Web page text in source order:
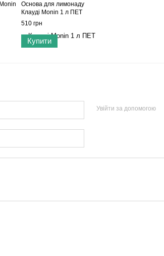
Основа для лимонаду
Клауді Monin 1 л ПЕТ
510 грн
Купити
Увійти за допомогою